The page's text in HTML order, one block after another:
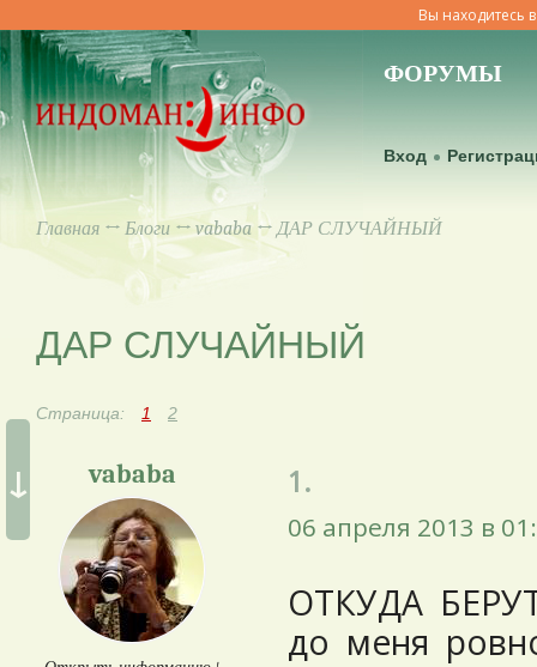
Вы находитесь
ФОРУМЫ
Вход
Главная ↔ Блоги ↔vababa ↔ ДАР СЛУЧАЙНЫЙ
↓
ДАР СЛУЧАЙНЫЙ
Страница: 1 2
vababa 1.
06 апреля 2013 в
ОТКУДА
до меня